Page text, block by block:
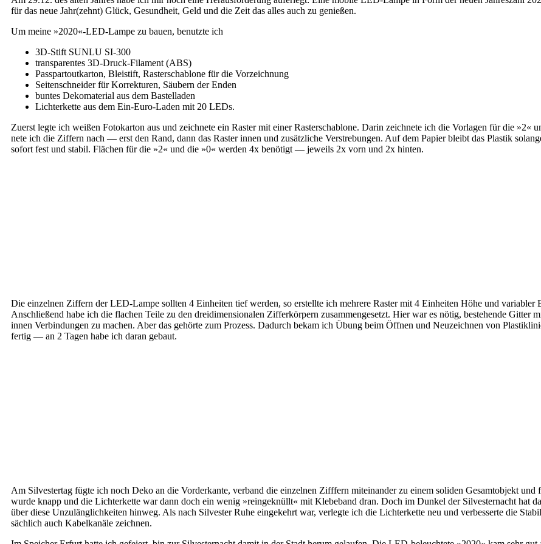
für das neue Jahr(zehnt) Glück, Gesund­heit, Geld und die Zeit das alles auch zu genießen.
Um mei­ne »2020«-LED-Lampe zu bau­en, benutz­te ich
3D-Stift SUNLU SI-300
trans­pa­ren­tes 3D-Druck-Filament (ABS)
Pass­par­tout­kar­ton, Blei­stift, Ras­ter­scha­blo­ne für die Vorzeichnung
Sei­ten­schnei­der für Kor­rek­tu­ren, Säu­bern der Enden
bun­tes Deko­ma­te­ri­al aus dem Bastelladen
Lich­ter­ket­te aus dem Ein-Euro-Laden mit 20 LEDs.
Zuerst leg­te ich wei­ßen Foto­kar­ton aus und zeich­ne­te ein Ras­ter mit einer Ras­ter­scha­blo­ne. Dar­in zeich­ne­te ich die Vor­la­gen für die
ne­te ich die Zif­fern nach — erst den Rand, dann das Ras­ter innen und zusätz­li­che Ver­stre­bun­gen. Auf dem Papier bleibt das Plas­tik
sofort fest und sta­bil. Flä­chen für die »2« und die »0« wer­den 4x benö­tigt — jeweils 2x vorn und 2x hinten.
Die ein­zel­nen Zif­fern der LED-Lampe soll­ten 4 Ein­hei­ten tief wer­den, so erstell­te ich meh­re­re Ras­ter mit 4 Ein­hei­ten Höhe und varia­bler
Anschlie­ßend habe ich die fla­chen Tei­le zu den drei­di­men­sio­na­len Zif­fer­kör­pern zusam­men­ge­setzt. Hier war es nötig, bestehen­de Git­ter
innen Ver­bin­dun­gen zu machen. Aber das gehör­te zum Pro­zess. Dadurch bekam ich Übung beim Öff­nen und Neu­zeich­nen von
fer­tig — an 2 Tagen habe ich dar­an gebaut.
Am Sil­ves­ter­tag füg­te ich noch Deko an die Vor­der­kan­te, ver­band die ein­zel­nen Ziff­fern mit­ein­an­der zu einem soli­den Gesamt­ob­jekt
wur­de knapp und die Lich­ter­ket­te war dann doch ein wenig »rein­ge­knüllt« mit Kle­be­band dran. Doch im Dun­kel der Sil­ves­ter­nacht hat
über die­se Unzu­läng­lich­kei­ten hin­weg. Als nach Sil­ves­ter Ruhe ein­ge­kehrt war, ver­leg­te ich die Lich­ter­ket­te neu und ver­bes­ser­te die
säch­lich auch Kabel­ka­nä­le zeichnen.